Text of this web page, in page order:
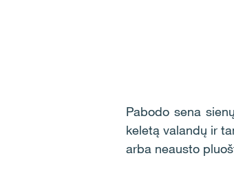
Pabodo sena
keletą valandų ir
arba neausto